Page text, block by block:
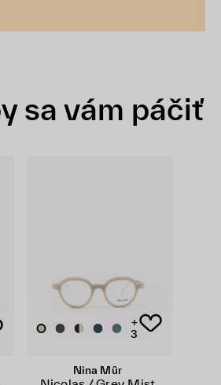
sa vám páčiť
+
3
Nina Mûr